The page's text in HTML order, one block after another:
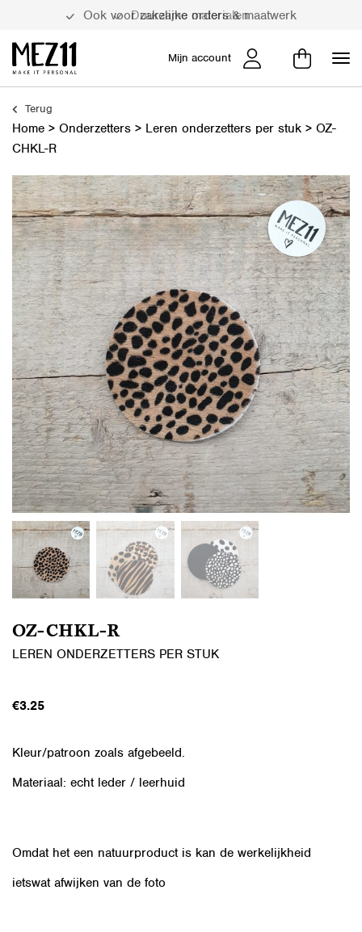
Duurzame materialen
Mijn account
Terug
Home > Onderzetters > Leren onderzetters per stuk > OZ-
CHKL-R
OZ-CHKL-R
LEREN ONDERZETTERS PER STUK
€3.25
Kleur/patroon zoals afgebeeld.
Materiaal: echt leder / leerhuid
Omdat het een natuurproduct is kan de werkelijkheid
ietswat afwijken van de foto